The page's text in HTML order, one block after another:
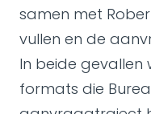
samen met
vullen en de
In beide
formats die